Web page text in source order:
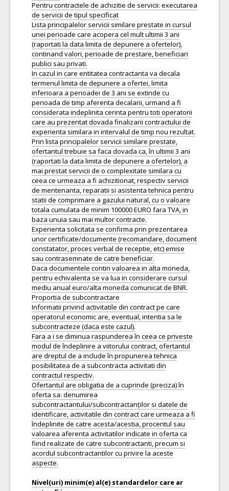
Pentru contractele de achizitie de servicii: executarea
de servicii de tipul specificat
Lista principalelor servicii similare prestate in cursul
unei perioade care acopera cel mult ultimii 3 ani
(raportati la data limita de depunere a ofertelor),
continand valori, perioade de prestare, beneficiari
publici sau privati.
In cazul in care entitatea contractanta va decala
termenul limita de depunere a ofertei, limita
inferioara a perioadei de 3 ani se extinde cu
perioada de timp aferenta decalarii, urmand a fi
considerata indeplinita cerinta pentru toti operatorii
care au prezentat dovada finalizarii contractului de
experienta similara in intervalul de timp nou rezultat.
Prin lista principalelor servicii similare prestate,
ofertantul trebuie sa faca dovada ca, în ultimii 3 ani
(raportati la data limita de depunere a ofertelor), a
mai prestat servicii de o complexitate similara cu
ceea ce urmeaza a fi achizitionat, respectiv servicii
de mentenanta, reparatii si asistenta tehnica pentru
statii de comprimare a gazului natural, cu o valoare
totala cumulata de minim 100000 EURO fara TVA, in
baza unuia sau mai multor contracte.
Experienta solicitata se confirma prin prezentarea
unor certificate/documente (recomandare, document
constatator, proces verbal de receptie, etc) emise
sau contrasemnate de catre beneficiar.
Daca documentele contin valoarea in alta moneda,
pentru echivalenta se va lua in considerare cursul
mediu anual euro/alta moneda comunicat de BNR.
Proportia de subcontractare
Informatii privind activitatile din contract pe care
operatorul economic are, eventual, intentia sa le
subcontracteze (daca este cazul).
Fara a i se diminua raspunderea în ceea ce priveste
modul de îndeplinire a viitorului contract, ofertantul
are dreptul de a include în propunerea tehnica
posibilitatea de a subcontracta activitati din
contractul respectiv.
Ofertantul are obligatia de a cuprinde (preciza) în
oferta sa: denumirea
subcontractantului/subcontractanților si datele de
identificare, activitatile din contract care urmeaza a fi
îndeplinite de catre acesta/acestia, procentul sau
valoarea aferenta activitatilor indicate in oferta ca
fiind realizate de catre subcontractanti, precum si
acordul subcontractantilor cu privire la aceste
aspecte.
Nivel(uri) minim(e) al(e) standardelor care ar